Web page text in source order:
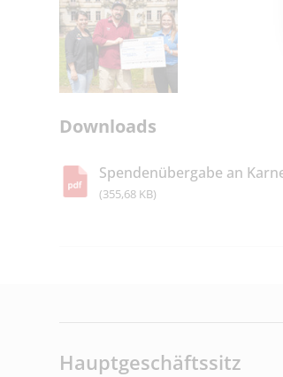
Downloads
Spendenübergabe an
(355,68 KB)
Hauptgeschäftssitz